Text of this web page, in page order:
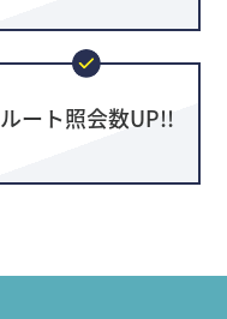
ルート照会数UP!!